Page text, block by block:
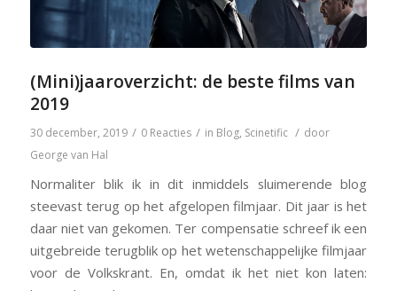
(Mini)jaaroverzicht: de beste films van
2019
30 december, 2019 / 0 Reacties / in Blog, Scinetific / door
George van Hal
Normaliter blik ik in dit inmiddels sluimerende blog
steevast terug op het afgelopen filmjaar. Dit jaar is het
daar niet van gekomen. Ter compensatie schreef ik een
uitgebreide terugblik op het wetenschappelijke filmjaar
voor de Volkskrant. En, omdat ik het niet kon laten: